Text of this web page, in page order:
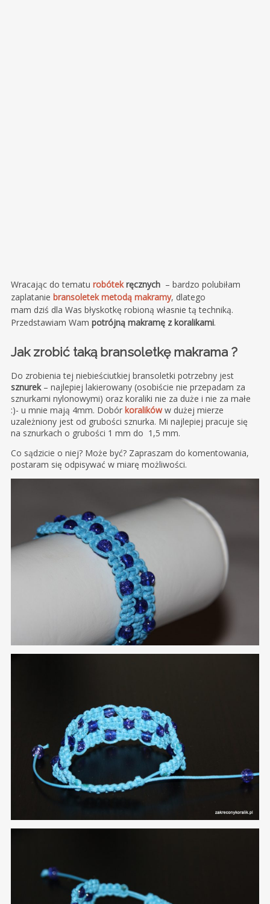
Wracając do tematu robótekręcznych– bardzo polubiłam
zaplatanie bransoletek metodą makramy, dlatego
mam dziś dla Was błyskotkę robioną własnie tą techniką.
Przedstawiam Wam potrójnąmakramę z koralikami.
Jak zrobić taką bransoletkę makrama ?
Do zrobienia tej niebieściutkiej bransoletki potrzebny jest
sznurek– najlepiej lakierowany (osobiście nie przepadam za
sznurkami nylonowymi) oraz koraliki nie za duże i nie za małe
:)- u mnie mają 4mm. Dobór koralikóww dużej mierze
uzależniony jest od grubości sznurka. Mi najlepiej pracuje się
na sznurkach o grubości 1 mm do 1,5 mm.
Co sądzicie o niej? Może być? Zapraszam do komentowania,
postaram się odpisywać w miarę możliwości.